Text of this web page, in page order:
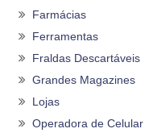
Farmácias
Ferramentas
Fraldas Descartáveis
Grandes Magazines
Lojas
Operadora de Celular